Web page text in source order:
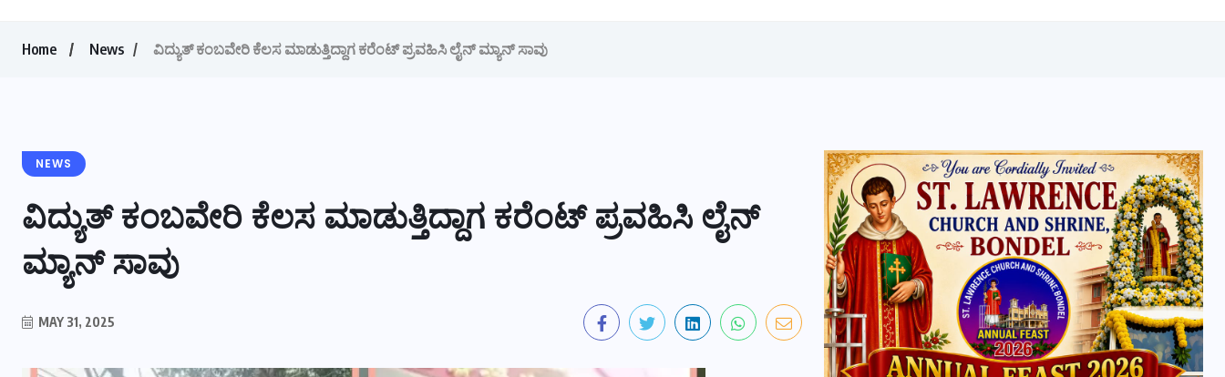
Home News ವಿದ್ಯುತ್ ಕಂಬವೇರಿ ಕೆಲಸ ಮಾಡುತ್ತಿದ್ದಾಗ ಕರೆಂಟ್ ಪ್ರವಹಿಸಿ ಲೈನ್ ಮ್ಯಾನ್ ಸಾವು
NEWS
ವಿದ್ಯುತ್ ಕಂಬವೇರಿ ಕೆಲಸ ಮಾಡುತ್ತಿದ್ದಾಗ ಕರೆಂಟ್ ಪ್ರವಹಿಸಿ ಲೈನ್
ಮ್ಯಾನ್ ಸಾವು
MAY 31, 2025